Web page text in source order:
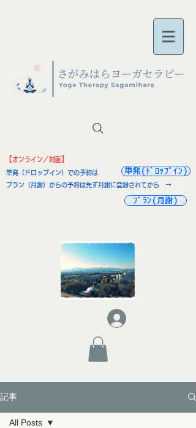
【オンライン／対面】
単発（ドロップイン）での予約は →
プラン（月謝）からの予約は先ず月謝に登録されてから →
単発(ﾄﾞﾛｯﾌﾟｲﾝ)
ﾌﾟﾗﾝ(月謝)
記事
All Posts